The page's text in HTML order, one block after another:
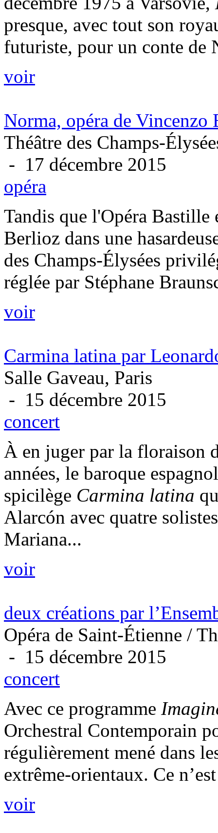
presque, avec tout son
futuriste, pour un conte de
voir
Norma, opéra de
Théâtre des Champs-
- 17 décembre 2015
opéra
Tandis que l'Opéra
Berlioz dans une
des Champs-Élysées
réglée par Stéphane
voir
Carmina latina par
Salle Gaveau, Paris
- 15 décembre 2015
concert
À en juger par la floraison
années, le baroque
spicilège Carmina latina
Alarcón avec quatre
Mariana...
voir
deux créations par
Opéra de Saint-Étienne /
- 15 décembre 2015
concert
Avec ce programme
Orchestral Contemporain
régulièrement mené dans
extrême-orientaux. Ce
voir